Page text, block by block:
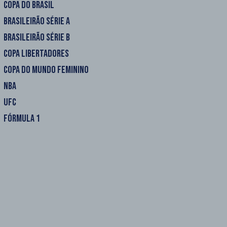
COPA DO BRASIL
BRASILEIRÃO SÉRIE A
BRASILEIRÃO SÉRIE B
COPA LIBERTADORES
COPA DO MUNDO FEMININO
NBA
UFC
FÓRMULA 1